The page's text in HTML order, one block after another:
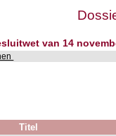
van 14
Titel